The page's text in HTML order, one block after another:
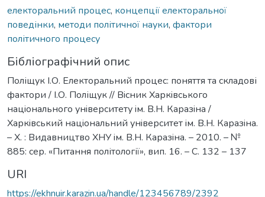
електоральний процес, концепції електоральної
поведінки, методи політичної науки, фактори
політичного процесу
Бібліографічний опис
Поліщук І.О. Електоральний процес: поняття та складові
фактори / І.О. Поліщук // Вiсник Харкiвського
нацiонального унiверситету iм. В.Н. Каразiна /
Харкiвський нацiональний унiверситет iм. В.Н. Каразiна.
– Х. : Видавництво ХНУ iм. В.Н. Каразiна. – 2010. – №
885: сер. «Питання політології», вип. 16. – С. 132 – 137
URI
https://ekhnuir.karazin.ua/handle/123456789/2392